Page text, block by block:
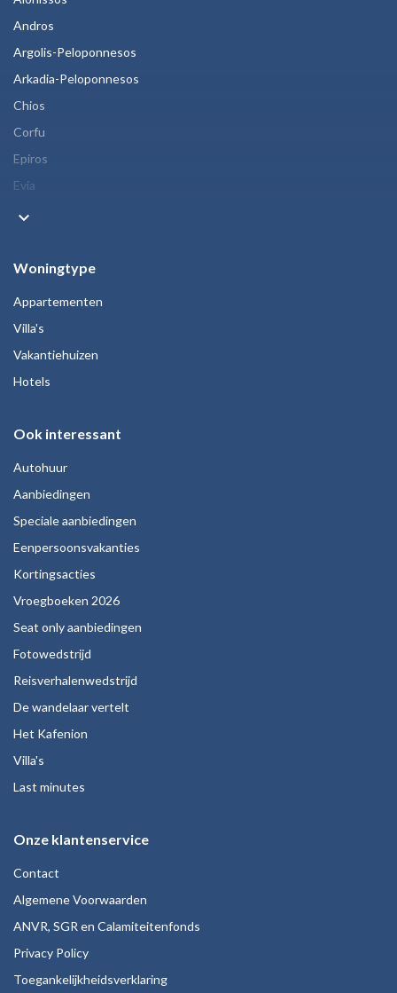
Andros
Argolis-Peloponnesos
Arkadia-Peloponnesos
Chios
Corfu
Epiros
Evia
keyboard_arrow_down
Woningtype
Appartementen
Villa's
Vakantiehuizen
Hotels
Ook interessant
Autohuur
Aanbiedingen
Speciale aanbiedingen
Eenpersoonsvakanties
Kortingsacties
Vroegboeken 2026
Seat only aanbiedingen
Fotowedstrijd
Reisverhalenwedstrijd
De wandelaar vertelt
Het Kafenion
Villa's
Last minutes
Onze klantenservice
Contact
Algemene Voorwaarden
ANVR, SGR en Calamiteitenfonds
Privacy Policy
Toegankelijkheidsverklaring